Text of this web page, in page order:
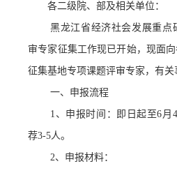
各二级院、部及相关单位：
黑龙江省经济社会发展重点
审专家征集工作现已开始，现面
征集基地专项课题评审专家，有关
一、申报流程
1、 申报时间 ： 即日起至6月
荐3-5人。
2、 申报材料：